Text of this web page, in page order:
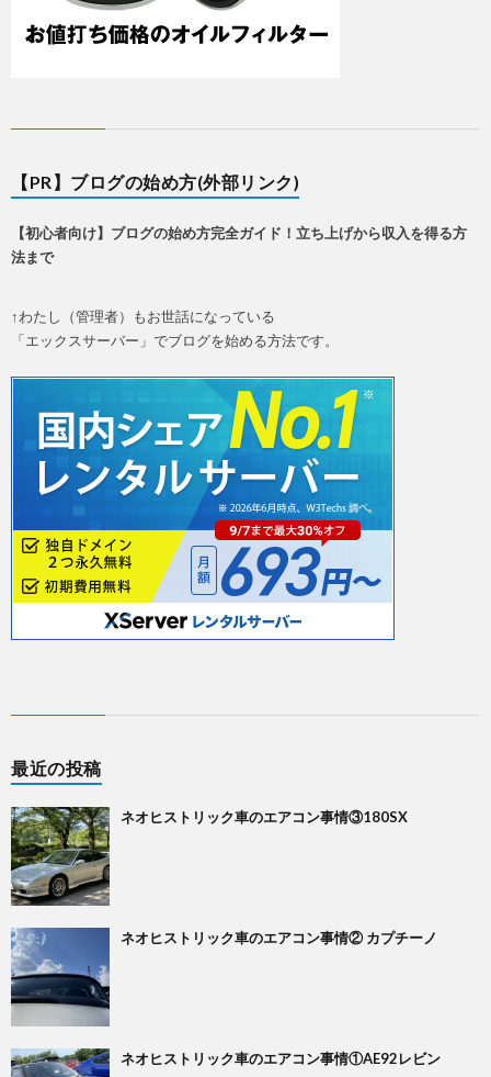
【PR】ブログの始め方(外部リンク)
【初心者向け】ブログの始め方完全ガイド！立ち上げから収入を得る方
法まで
↑わたし（管理者）もお世話になっている
「エックスサーバー」でブログを始める方法です。
最近の投稿
ネオヒストリック車のエアコン事情③180SX
ネオヒストリック車のエアコン事情② カプチーノ
ネオヒストリック車のエアコン事情①AE92レビン